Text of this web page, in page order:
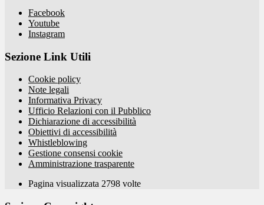
Facebook
Youtube
Instagram
Sezione Link Utili
Cookie policy
Note legali
Informativa Privacy
Ufficio Relazioni con il Pubblico
Dichiarazione di accessibilità
Obiettivi di accessibilità
Whistleblowing
Gestione consensi cookie
Amministrazione trasparente
Pagina visualizzata 2798 volte